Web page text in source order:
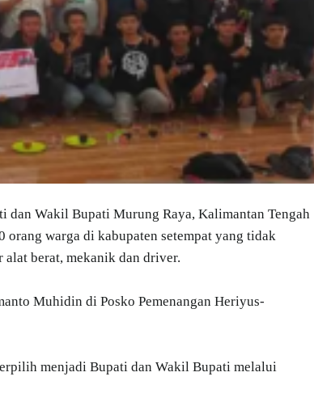
dan Wakil Bupati Murung Raya, Kalimantan Tengah
warga di kabupaten setempat yang tidak
berat, mekanik dan driver.
Muhidin di Posko Pemenangan Heriyus-
menjadi Bupati dan Wakil Bupati melalui